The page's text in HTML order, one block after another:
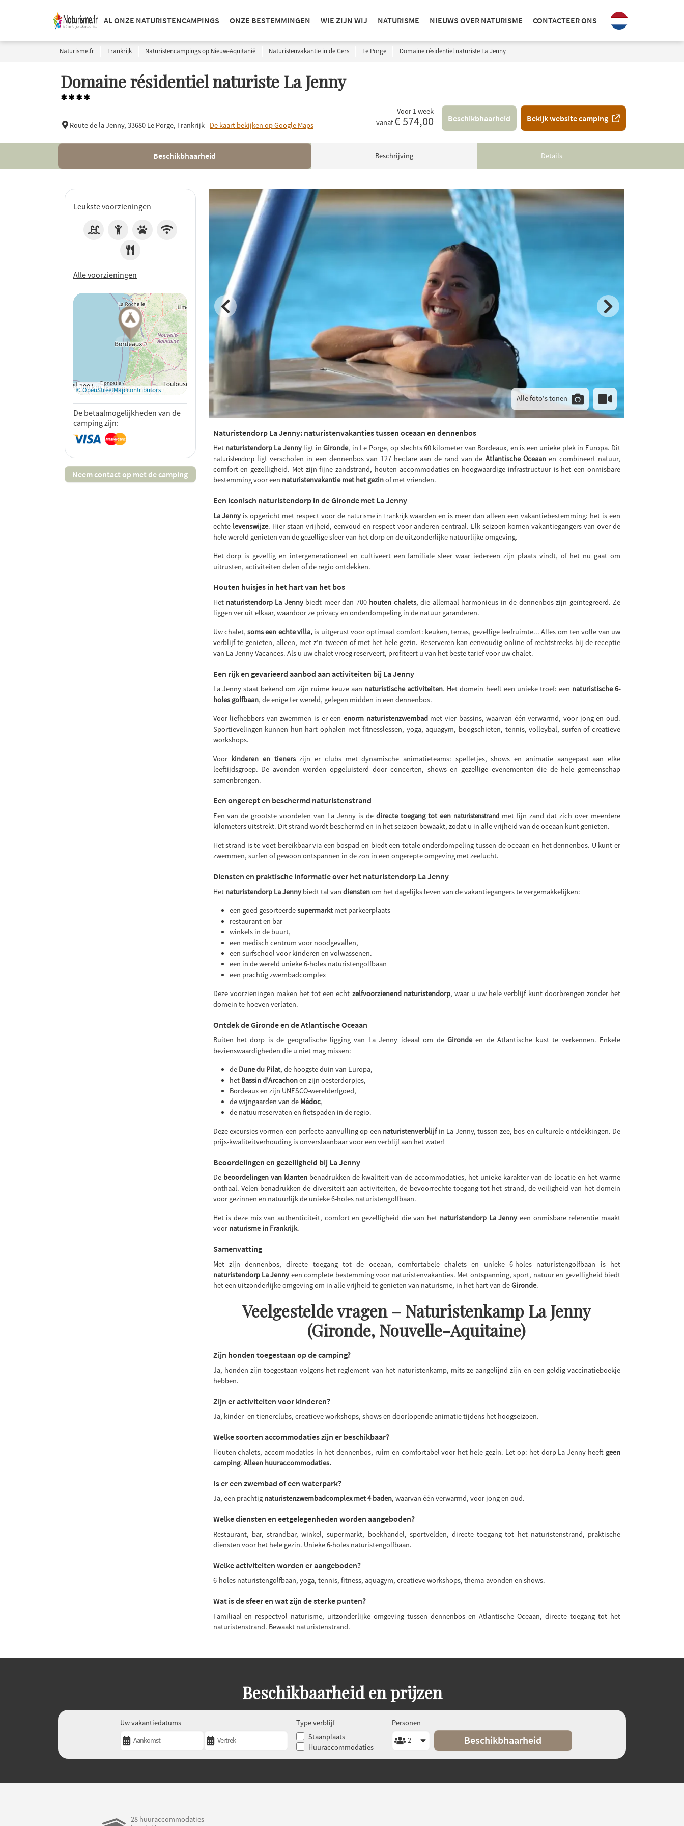
AL ONZE NATURISTENCAMPINGS ONZE BESTEMMINGEN WIE ZIJN WIJ NATURISME NIEUWS OVER NATURISME CONTACTEER ONS
Naturisme.fr Frankrijk Naturistencampings op Nieuw-Aquitanië Naturistenvakantie in de Gers Le Porge Domaine résidentiel naturiste La Jenny
Domaine résidentiel naturiste La Jenny
****
Route de la Jenny, 33680 Le Porge, Frankrijk - De kaart bekijken op Google Maps
Voor 1 week
vanaf€ 574,00 Beschikbhaarheid Bekijk website camping
Beschikbhaarheid Beschrijving Details
Leukste voorzieningen
Alle voorzieningen
Op Google
Maps
bekijken
100 km
© OpenStreetMap contributors
De betaalmogelijkheden van de
camping zijn:
Neem contact op met de camping
Alle foto's tonen
Naturistendorp La Jenny: naturistenvakanties tussen oceaan en dennenbos
Het naturistendorp La Jennyligt inGironde, in Le Porge, op slechts 60 kilometer van Bordeaux, en is een unieke plek in Europa. Dit
naturistendorpligt verscholen in een dennenbos van 127 hectare aan de rand van de Atlantische Oceaan en combineert natuur,
comfort en gezelligheid. Met zijn fijne zandstrand, houten accommodaties en hoogwaardige infrastructuur is het een onmisbare
bestemming voor een naturistenvakantie met het gezinof met vrienden.
Een iconisch naturistendorp in de Gironde met La Jenny
La Jenny is opgericht met respect voor de naturisme in Frankrijk waarden en is meer dan alleen een vakantiebestemming: het is een
echte levenswijze. Hier staan vrijheid, eenvoud en respect voor anderen centraal. Elk seizoen komen vakantiegangers van over de
hele wereld genieten van de gezellige sfeer van het dorp en de uitzonderlijke natuurlijke omgeving.
Het dorp is gezellig en intergenerationeel en cultiveert een familiale sfeer waar iedereen zijn plaats vindt, of het nu gaat om
uitrusten, activiteiten delen of de regio ontdekken.
Houten huisjes in het hart van het bos
Het naturistendorp La Jennybiedt meer dan 700 houten chalets, die allemaal harmonieus in de dennenbos zijn geïntegreerd. Ze
liggen ver uit elkaar, waardoor ze privacy en onderdompeling in de natuur garanderen.
Uw chalet,soms een echte villa, is uitgerust voor optimaal comfort: keuken, terras, gezellige leefruimte... Alles om ten volle van uw
verblijf te genieten, alleen, met z'n tweeën of met het hele gezin. Reserveren kan eenvoudig online of rechtstreeks bij de receptie
van La Jenny Vacances. Als u uw chalet vroeg reserveert, profiteert u van het beste tarief voor uw chalet.
Een rijk en gevarieerd aanbod aan activiteiten bij La Jenny
La Jenny staat bekend om zijn ruime keuze aan naturistische activiteiten. Het domein heeft een unieke troef: een naturistische 6-
holes golfbaan, de enige ter wereld, gelegen midden in een dennenbos.
Voor liefhebbers van zwemmen is er een enorm naturistenzwembadmet vier bassins, waarvan één verwarmd, voor jong en oud.
Sportievelingen kunnen hun hart ophalen met fitnesslessen, yoga, aquagym, boogschieten, tennis, volleybal, surfen of creatieve
workshops.
Voor kinderen en tienerszijn er clubs met dynamische animatieteams: spelletjes, shows en animatie aangepast aan elke
leeftijdsgroep. De avonden worden opgeluisterd door concerten, shows en gezellige evenementen die de hele gemeenschap
samenbrengen.
Een ongerept en beschermd naturistenstrand
Een van de grootste voordelen van La Jenny is dedirecte toegang tot een naturistenstrand met fijn zand dat zich over meerdere
kilometers uitstrekt. Dit strand wordt beschermd en in het seizoen bewaakt, zodat u in alle vrijheid van de oceaan kunt genieten.
Het strand is te voet bereikbaar via een bospad en biedt een totale onderdompeling tussen de oceaan en het dennenbos. U kunt er
zwemmen, surfen of gewoon ontspannen in de zon in een ongerepte omgeving met zeelucht.
Diensten en praktische informatie over het naturistendorp La Jenny
Het naturistendorp La Jennybiedt tal van dienstenom het dagelijks leven van de vakantiegangers te vergemakkelijken:
een goed gesorteerdesupermarktmet parkeerplaats
restaurant en bar
winkels in de buurt,
een medisch centrum voor noodgevallen,
een surfschool voor kinderen en volwassenen.
een in de wereld unieke 6-holes naturistengolfbaan
een prachtig zwembadcomplex
Deze voorzieningen maken het tot een echt zelfvoorzienend naturistendorp, waar u uw hele verblijf kunt doorbrengen zonder het
domein te hoeven verlaten.
Ontdek de Gironde en de Atlantische Oceaan
Buiten het dorp is de geografische ligging van La Jenny ideaal om deGironde en de Atlantische kust te verkennen. Enkele
bezienswaardigheden die u niet mag missen:
de Dune du Pilat, de hoogste duin van Europa,
het Bassin d'Arcachonen zijn oesterdorpjes,
Bordeaux en zijn UNESCO-werelderfgoed,
de wijngaarden van de Médoc,
de natuurreservaten en fietspaden in de regio.
Deze excursies vormen een perfecte aanvulling op een naturistenverblijfin La Jenny, tussen zee, bos en culturele ontdekkingen. De
prijs-kwaliteitverhouding is onverslaanbaar voor een verblijf aan het water!
Beoordelingen en gezelligheid bij La Jenny
De beoordelingen van klantenbenadrukken de kwaliteit van de accommodaties, het unieke karakter van de locatie en het warme
onthaal. Velen benadrukken de diversiteit aan activiteiten, de bevoorrechte toegang tot het strand, de veiligheid van het domein
voor gezinnen en natuurlijk de unieke 6-holes naturistengolfbaan.
Het is deze mix van authenticiteit, comfort en gezelligheid die van het naturistendorp La Jenny een onmisbare referentie maakt
voor naturisme in Frankrijk.
Samenvatting
Met zijn dennenbos, directe toegang tot de oceaan, comfortabele chalets en unieke 6-holes naturistengolfbaan is het
naturistendorp La Jenny een complete bestemming voor naturistenvakanties. Met ontspanning, sport, natuur en gezelligheid biedt
het een uitzonderlijke omgeving om in alle vrijheid te genieten van naturisme, in het hart van deGironde.
Veelgestelde vragen – Naturistenkamp La Jenny
(Gironde, Nouvelle-Aquitaine)
Zijn honden toegestaan op de camping?
Ja, honden zijn toegestaan volgens het reglement van het naturistenkamp, mits ze aangelijnd zijn en een geldig vaccinatieboekje
hebben.
Zijn er activiteiten voor kinderen?
Ja, kinder- en tienerclubs, creatieve workshops, shows en doorlopende animatie tijdens het hoogseizoen.
Welke soorten accommodaties zijn er beschikbaar?
Houten chalets, accommodaties in het dennenbos, ruim en comfortabel voor het hele gezin. Let op: het dorp La Jenny heeft geen
camping. Alleen huuraccommodaties.
Is er een zwembad of een waterpark?
Ja, een prachtig naturistenzwembadcomplex met 4 baden, waarvan één verwarmd, voor jong en oud.
Welke diensten en eetgelegenheden worden aangeboden?
Restaurant, bar, strandbar, winkel, supermarkt, boekhandel, sportvelden, directe toegang tot het naturistenstrand, praktische
diensten voor het hele gezin. Unieke 6-holes naturistengolfbaan.
Welke activiteiten worden er aangeboden?
6-holes naturistengolfbaan, yoga, tennis, fitness, aquagym, creatieve workshops, thema-avonden en shows.
Wat is de sfeer en wat zijn de sterke punten?
Familiaal en respectvol naturisme, uitzonderlijke omgeving tussen dennenbos en Atlantische Oceaan, directe toegang tot het
naturistenstrand. Bewaakt naturistenstrand.
Beschikbaarheid en prijzen
Uw vakantiedatums
Type verblijf
Staanplaats
Huuraccommodaties
Personen
Beschikbhaarheid
28 huuraccommodaties